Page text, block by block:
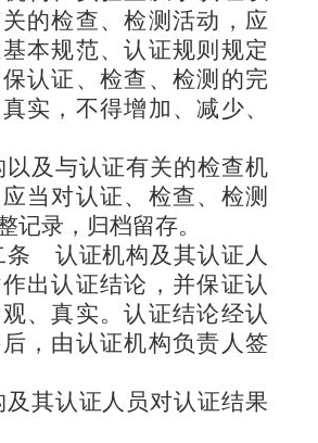
的检查、检测活动，应
本规范、认证规则规定
认证、检查、检测的完
实，不得增加、减少、
以及与认证有关的检查机
当对认证、检查、检测
记录，归档留存。
条 认证机构及其认证人
出认证结论，并保证认
、真实。认证结论经认
，由认证机构负责人签
及其认证人员对认证结果